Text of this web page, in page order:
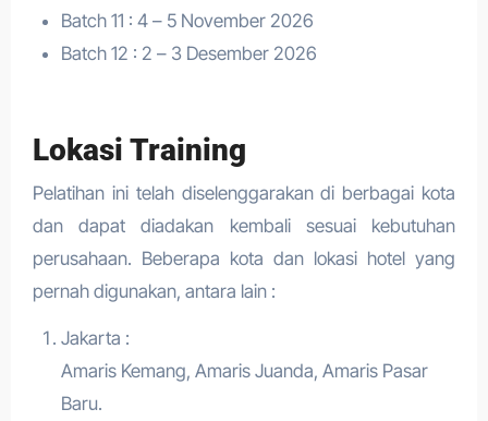
Batch 11 : 4 – 5 November 2026
Batch 12 : 2 – 3 Desember 2026
Lokasi Training
Pelatihan ini telah diselenggarakan di berbagai kota
dan dapat diadakan kembali sesuai kebutuhan
perusahaan. Beberapa kota dan lokasi hotel yang
pernah digunakan, antara lain :
Jakarta :
Amaris Kemang, Amaris Juanda, Amaris Pasar
Baru.